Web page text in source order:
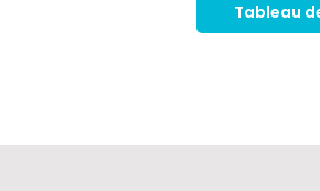
Tableau